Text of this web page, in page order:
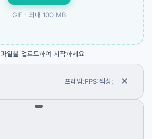
GIF · 최대 100 MB
파일을 업로드하여 시작하세요
프레임:FPS:색상: ✕